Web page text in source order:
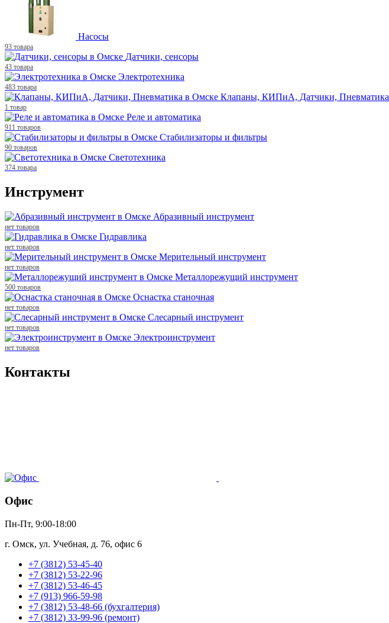
Насосы
93 товара
Датчики, сенсоры
43 товара
Электротехника
483 товара
Клапаны, КИПиА, Датчики, Пневматика
1 товар
Реле и автоматика
911 товаров
Стабилизаторы и фильтры
90 товаров
Светотехника
374 товара
Инструмент
Абразивный инструмент
нет товаров
Гидравлика
нет товаров
Мерительный инструмент
нет товаров
Металлорежущий инструмент
500 товаров
Оснастка станочная
нет товаров
Слесарный инструмент
нет товаров
Электроинструмент
нет товаров
Контакты
Офис
Пн-Пт, 9:00-18:00
г. Омск, ул. Учебная, д. 76, офис 6
+7 (3812) 53-45-40
+7 (3812) 53-22-96
+7 (3812) 53-46-45
+7 (913) 966-59-98
+7 (3812) 53-48-66 (бухгалтерия)
+7 (3812) 33-99-96 (ремонт)